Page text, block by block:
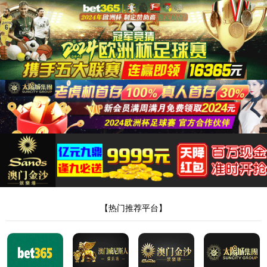
首页/产品中心/连接片系列
连接片 5010800345